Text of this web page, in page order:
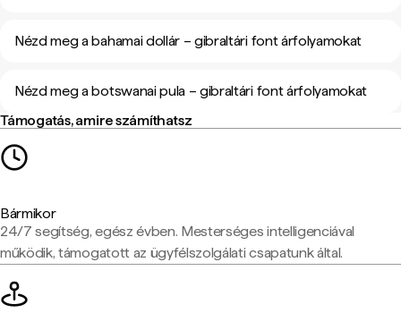
Nézd meg a bahamai dollár – gibraltári font árfolyamokat
Nézd meg a botswanai pula – gibraltári font árfolyamokat
Támogatás, amire számíthatsz
Bármikor
24/7 segítség, egész évben. Mesterséges intelligenciával
működik, támogatott az ügyfélszolgálati csapatunk által.